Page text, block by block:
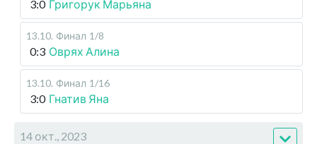
3:0 Григорук Марьяна
13.10. Финал 1/8
0:3 Оврях Алина
13.10. Финал 1/16
3:0 Гнатив Яна
14 окт., 2023